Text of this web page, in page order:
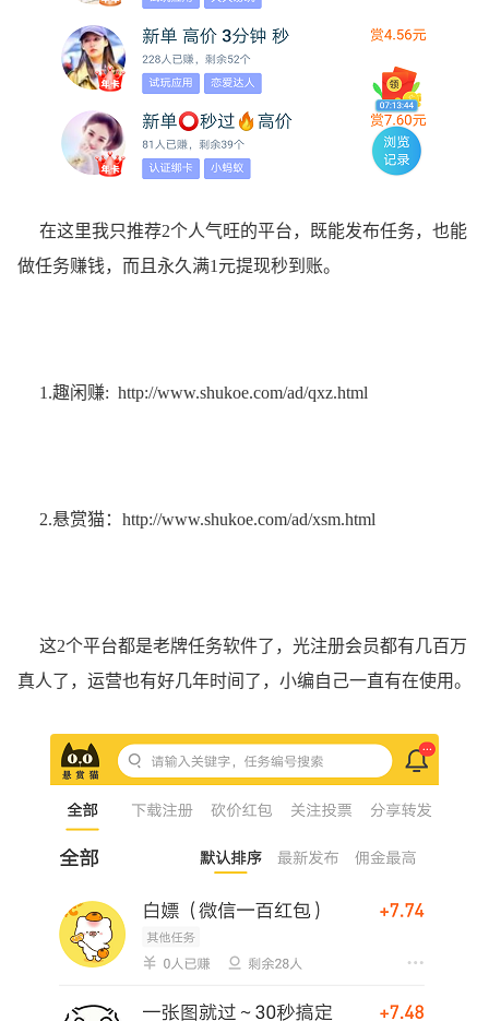
在这里我只推荐2个人气旺的平台，既能发布任务，也能
做任务赚钱，而且永久满1元提现秒到账。
1.趣闲赚: http://www.shukoe.com/ad/qxz.html
2.悬赏猫： http://www.shukoe.com/ad/xsm.html
这2个平台都是老牌任务软件了，光注册会员都有几百万
真人了，运营也有好几年时间了，小编自己一直有在使用。